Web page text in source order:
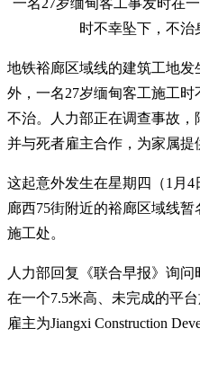
时不幸坠下，不治
地铁裕廊区域线的建筑工地
外，一名27岁缅甸客工施工
不治。人力部正在调查事故，
并与死者雇主合作，为家属提
这起意外发生在星期四（1月
廊西75街附近的裕廊区域线暂
施工处。
人力部回复《联合早报》询
在一个7.5米高、未完成的平
雇主为Jiangxi Construction